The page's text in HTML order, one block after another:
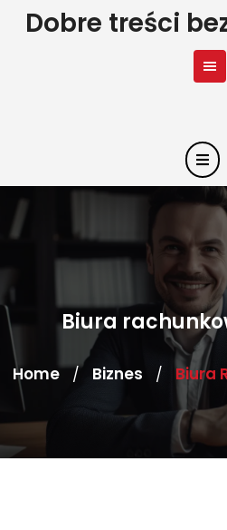
SkipDobre treści
Biura
Home / Biznes / Biura